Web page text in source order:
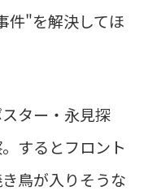
件"を解決してほ
ター・永見探
するとフロント
鳥が入りそうな